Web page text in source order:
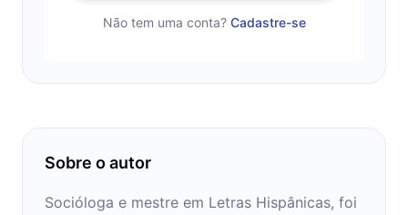
Não tem uma conta? Cadastre-se
Sobre o autor
Socióloga e mestre em Letras Hispânicas, foi